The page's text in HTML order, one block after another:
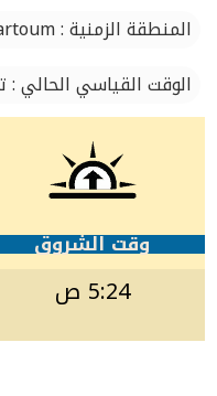
المنطقة الزمنية : Africa/Khartoum
الوقت القياسي الحالي
وقت الشروق
5:24 ص